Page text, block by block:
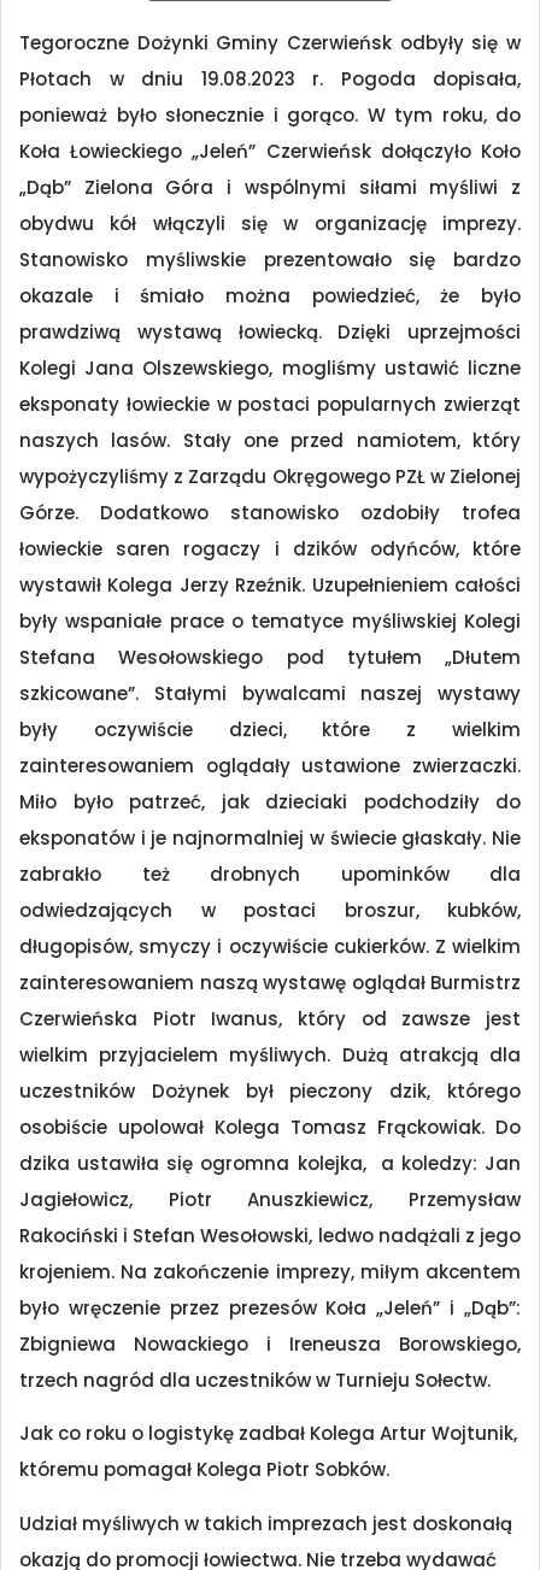
Tegoroczne Dożynki Gminy Czerwieńsk odbyły się w
Płotach w dniu 19.08.2023 r. Pogoda dopisała,
ponieważ było słonecznie i gorąco. W tym roku, do
Koła Łowieckiego „Jeleń” Czerwieńsk dołączyło Koło
„Dąb” Zielona Góra i wspólnymi siłami myśliwi z
obydwu kół włączyli się w organizację imprezy.
Stanowisko myśliwskie prezentowało się bardzo
okazale i śmiało można powiedzieć, że było
prawdziwą wystawą łowiecką. Dzięki uprzejmości
Kolegi Jana Olszewskiego, mogliśmy ustawić liczne
eksponaty łowieckie w postaci popularnych zwierząt
naszych lasów. Stały one przed namiotem, który
wypożyczyliśmy z Zarządu Okręgowego PZŁ w Zielonej
Górze. Dodatkowo stanowisko ozdobiły trofea
łowieckie saren rogaczy i dzików odyńców, które
wystawił Kolega Jerzy Rzeźnik. Uzupełnieniem całości
były wspaniałe prace o tematyce myśliwskiej Kolegi
Stefana Wesołowskiego pod tytułem „Dłutem
szkicowane”. Stałymi bywalcami naszej wystawy
były oczywiście dzieci, które z wielkim
zainteresowaniem oglądały ustawione zwierzaczki.
Miło było patrzeć, jak dzieciaki podchodziły do
eksponatów i je najnormalniej w świecie głaskały. Nie
zabrakło też drobnych upominków dla
odwiedzających w postaci broszur, kubków,
długopisów, smyczy i oczywiście cukierków. Z wielkim
zainteresowaniem naszą wystawę oglądał Burmistrz
Czerwieńska Piotr Iwanus, który od zawsze jest
wielkim przyjacielem myśliwych. Dużą atrakcją dla
uczestników Dożynek był pieczony dzik, którego
osobiście upolował Kolega Tomasz Frąckowiak. Do
dzika ustawiła się ogromna kolejka, a koledzy: Jan
Jagiełowicz, Piotr Anuszkiewicz, Przemysław
Rakociński i Stefan Wesołowski, ledwo nadążali z jego
krojeniem. Na zakończenie imprezy, miłym akcentem
było wręczenie przez prezesów Koła „Jeleń” i „Dąb”:
Zbigniewa Nowackiego i Ireneusza Borowskiego,
trzech nagród dla uczestników w Turnieju Sołectw.
Jak co roku o logistykę zadbał Kolega Artur Wojtunik,
któremu pomagał Kolega Piotr Sobków.
Udział myśliwych w takich imprezach jest doskonałą
okazją do promocji łowiectwa. Nie trzeba wydawać